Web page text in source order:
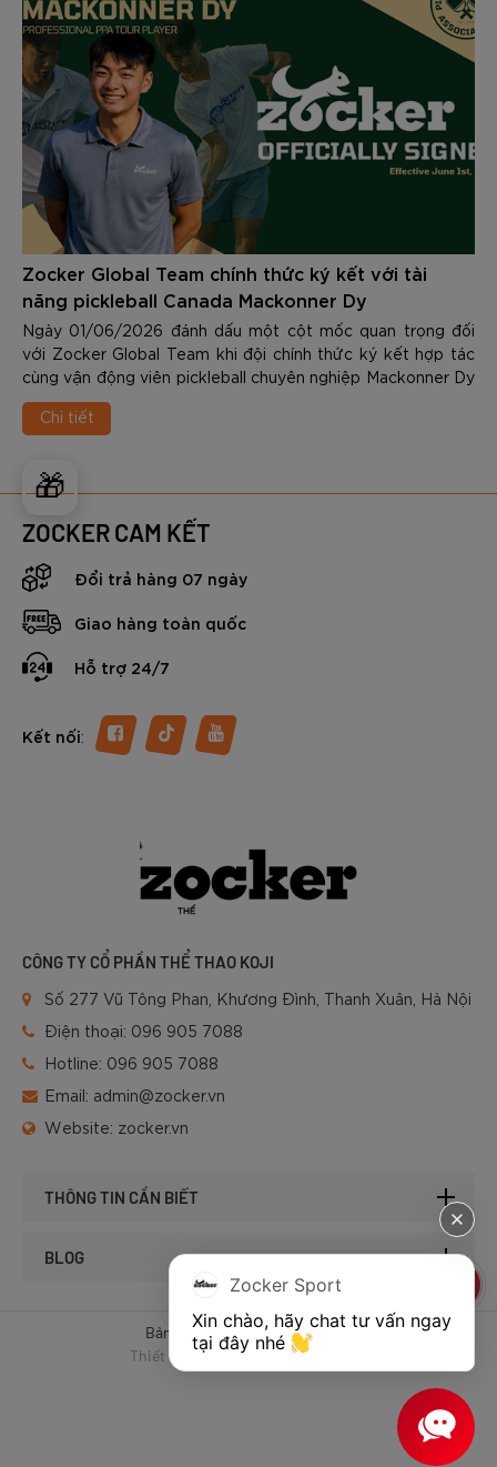
🎁
Zocker Global Team chính thức ký kết với tài
năng pickleball Canada Mackonner Dy
Ngày 01/06/2026 đánh dấu một cột mốc quan trọng đối
với Zocker Global Team khi đội chính thức ký kết hợp tác
cùng vận động viên pickleball chuyên nghiệp Mackonner Dy
- một trong những tài năng trẻ nổi bật nhất của làng
pickleball quốc tế hiện nay.
Chi tiết
ZOCKER CAM KẾT
Đổi trả hàng 07 ngày
Giao hàng toàn quốc
Hỗ trợ 24/7
Kết nối:
CÔNG TY CỔ PHẦN THỂ THAO KOJI
Số 277 Vũ Tông Phan, Khương Đình, Thanh Xuân, Hà Nội
Điện thoại: 096 905 7088
Hotline: 096 905 7088
Email: admin@zocker.vn
Website: zocker.vn
THÔNG TIN CẦN BIẾT
BLOG
Bản quyền © 2025 của Zocker.
Thiết kế website & SEO - Tất Thành
Zocker Sport
Xin chào, hãy chat tư vấn ngay
tại đây nhé